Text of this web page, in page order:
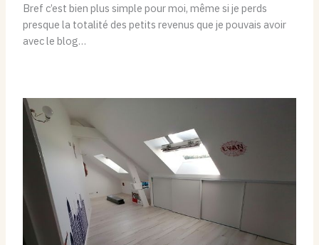
Bref c’est bien plus simple pour moi, même si je perds
presque la totalité des petits revenus que je pouvais avoir
avec le blog…